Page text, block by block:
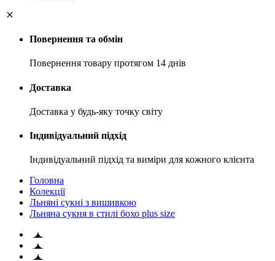
Повернення та обмін
Повернення товару протягом 14 днів
Доставка
Доставка у будь-яку точку світу
Індивідуальний підхід
Індивідуальний підхід та виміри для кожного клієнта
Головна
Колекції
Льняні сукні з вишивкою
Льняна сукня в стилі бохо plus size